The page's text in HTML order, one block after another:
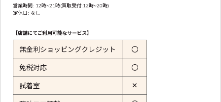
営業時間: 12時~21時(買取受付:12時~20時)
定休日: なし
【店舗にてご利用可能なサービス】
無金利ショッピングクレジット 〇
免税対応 〇
試着室 ✕